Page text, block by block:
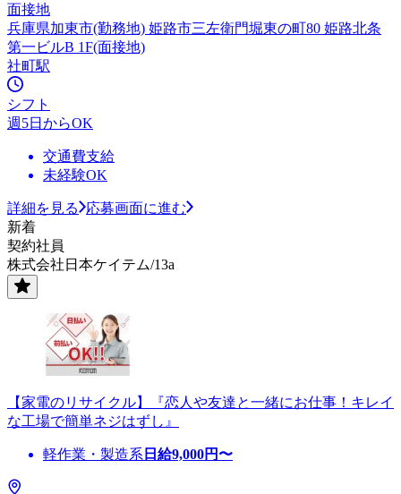
面接地
兵庫県加東市(勤務地) 姫路市三左衛門堀東の町80 姫路北条
第一ビルB 1F(面接地)
社町駅
シフト
週5日からOK
交通費支給
未経験OK
詳細を見る
応募画面に進む
新着
契約社員
株式会社日本ケイテム/13a
【家電のリサイクル】『恋人や友達と一緒にお仕事！キレイ
な工場で簡単ネジはずし』
軽作業・製造系 日給9,000円〜